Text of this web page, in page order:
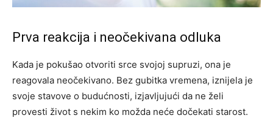
Prva reakcija i neočekivana odluka
Kada je pokušao otvoriti srce svojoj supruzi, ona je
reagovala neočekivano. Bez gubitka vremena, iznijela je
svoje stavove o budućnosti, izjavljujući da ne želi
provesti život s nekim ko možda neće dočekati starost.